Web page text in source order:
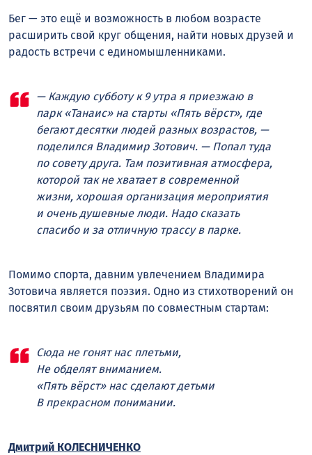
Бег — это ещё и возможность в любом возрасте
расширить свой круг общения, найти новых друзей и
радость встречи с единомышленниками.
— Каждую субботу к 9 утра я приезжаю в
парк «Танаис» на старты «Пять вёрст», где
бегают десятки людей разных возрастов, —
поделился Владимир Зотович. — Попал туда
по совету друга. Там позитивная атмосфера,
которой так не хватает в современной
жизни, хорошая организация мероприятия
и очень душевные люди. Надо сказать
спасибо и за отличную трассу в парке.
Помимо спорта, давним увлечением Владимира
Зотовича является поэзия. Одно из стихотворений он
посвятил своим друзьям по совместным стартам:
Сюда не гонят нас плетьми,
Не обделят вниманием.
«Пять вёрст» нас сделают детьми
В прекрасном понимании.
Дмитрий КОЛЕСНИЧЕНКО